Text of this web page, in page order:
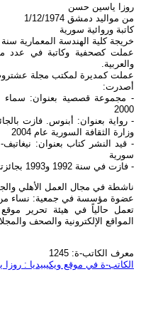
روزا ياسين حسن
من مواليد دمشق 1/12/1974
كاتبة وروائية سورية
خريجة كلية الهندسة المعمارية سنة 1998
عملت كصحفية وكاتبة في عدد من
والعربية.
عملت كمديرة لمكتب مجلة
أصدرت:
- مجموعة قصصية بعنوان: سماء
2000
- رواية بعنوان: أبنوس. فازت
وزارة الثقافة السورية عام 2004
- قيد النشر كتاب بعنوان:
سورية
- فازت في سنة 1992 و1993 بجائزتي القصة القصيرة
ناشطة في مجال العمل الأهلي
عضوة مؤسسة في جمعية: نساء من
تعمل حالياً في هيئة تحرير
المواقع الإلكترونية والصحف
معرف الكاتب-ة: 1245
الكاتب-ة في موقع ويكيبيديا :